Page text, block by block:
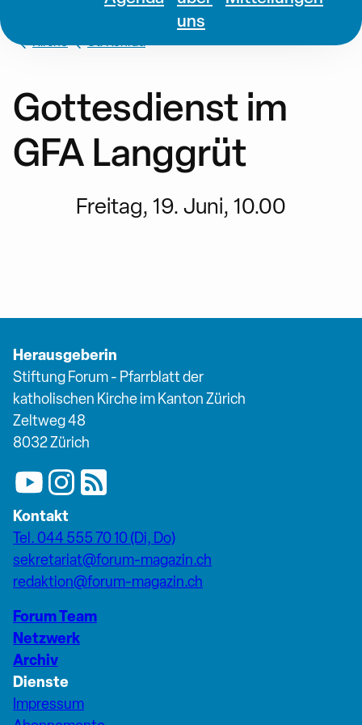
uns
Kirche St. Konrad
Gottesdienst im
GFA Langgrüt
Freitag, 19. Juni, 10.00
Herausgeberin
Stiftung Forum - Pfarrblatt der
katholischen Kirche im Kanton Zürich
Zeltweg 48
8032 Zürich
Kontakt
Tel. 044 555 70 10 (Di, Do)
sekretariat@forum-magazin.ch
redaktion@forum-magazin.ch
Forum Team
Netzwerk
Archiv
Dienste
Impressum